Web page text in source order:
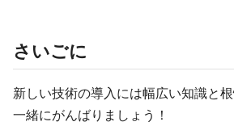
さいごに
新しい技術の導入には幅広い知識と根
一緒にがんばりましょう！